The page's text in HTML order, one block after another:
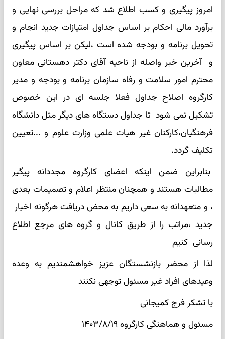
امروز پیگیری و کسب اطلاع شد که مراحل بررسی نهایی و
برآورد مالی احکام بر اساس جداول امتیازات جدید انجام و
تحویل برنامه و بودجه شده است ،لیکن بر اساس پیگیری
و آخرین خبر واصله از ناحیه آقای دکتر دهستانی معاون
محترم امور سلامت و رفاه سازمان برنامه و بودجه و مدیر
کارگروه اصلاح جداول فعلا جلسه ای در این خصوص
تشکیل نمی شود تا جداول دستگاه های دیگر مثل دانشگاه
فرهنگیان،کارکنان غیر هیات علمی وزارت علوم و ...تعیین
تکلیف گردد.
بنابراین ضمن اینکه اعضای کارگروه مجددانه پیگیر
مطالبات هستند و همچنان منتظر اعلام و تصمیمات بعدی
، و متعهدانه به سعی داریم به محض دریافت هرگونه اخبار
جدید ،مراتب را از طریق کانال و گروه های مرجع اطلاع
رسانی کنیم
لذا از محضر بازنشستگان عزیز خواهشمندیم به وعده
وعیدهای افراد غیر مسئول توجهی نکنند
با تشکر فرج کمیجانی
مسئول و هماهنگی کارگروه ۱۴۰۳/۸/۱۹